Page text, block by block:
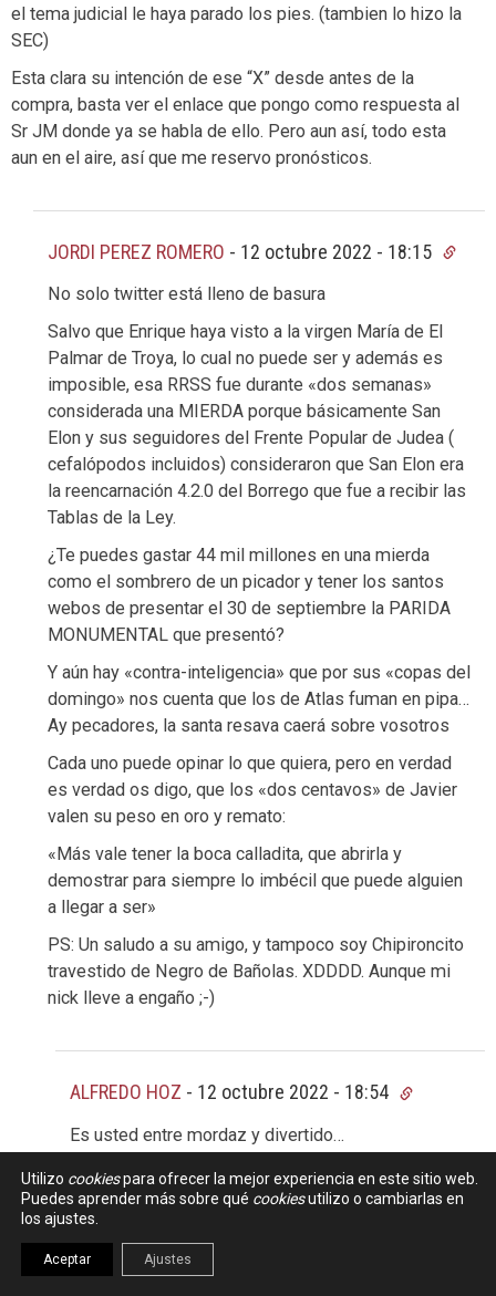
el tema judicial le haya parado los pies. (tambien lo hizo la
SEC)
Esta clara su intención de ese “X” desde antes de la
compra, basta ver el enlace que pongo como respuesta al
Sr JM donde ya se habla de ello. Pero aun así, todo esta
aun en el aire, así que me reservo pronósticos.
JORDI PEREZ ROMERO - 12 octubre 2022 - 18:15
No solo twitter está lleno de basura
Salvo que Enrique haya visto a la virgen María de El
Palmar de Troya, lo cual no puede ser y además es
imposible, esa RRSS fue durante «dos semanas»
considerada una MIERDA porque básicamente San
Elon y sus seguidores del Frente Popular de Judea (
cefalópodos incluidos) consideraron que San Elon era
la reencarnación 4.2.0 del Borrego que fue a recibir las
Tablas de la Ley.
¿Te puedes gastar 44 mil millones en una mierda
como el sombrero de un picador y tener los santos
webos de presentar el 30 de septiembre la PARIDA
MONUMENTAL que presentó?
Y aún hay «contra-inteligencia» que por sus «copas del
domingo» nos cuenta que los de Atlas fuman en pipa…
Ay pecadores, la santa resava caerá sobre vosotros
Cada uno puede opinar lo que quiera, pero en verdad
es verdad os digo, que los «dos centavos» de Javier
valen su peso en oro y remato:
«Más vale tener la boca calladita, que abrirla y
demostrar para siempre lo imbécil que puede alguien
a llegar a ser»
PS: Un saludo a su amigo, y tampoco soy Chipironcito
travestido de Negro de Bañolas. XDDDD. Aunque mi
nick lleve a engaño ;-)
ALFREDO HOZ - 12 octubre 2022 - 18:54
Es usted entre mordaz y divertido…
ps.- Y si… soy el otro desde la cuenta de este, que
estamos juntos ahora XDDD (pero no me meta en
pollos)
Utilizo cookiespara ofrecer la mejor experiencia en este sitio web.
Puedes aprender más sobre qué cookiesutilizo o cambiarlas en
los ajustes.
Aceptar Ajustes